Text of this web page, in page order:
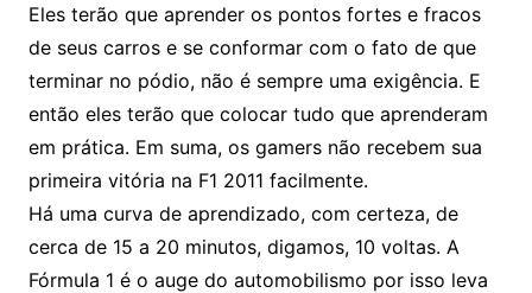
Eles terão que aprender os pontos fortes e fracos
de seus carros e se conformar com o fato de que
terminar no pódio, não é sempre uma exigência. E
então eles terão que colocar tudo que aprenderam
em prática. Em suma, os gamers não recebem sua
primeira vitória na F1 2011 facilmente.
Há uma curva de aprendizado, com certeza, de
cerca de 15 a 20 minutos, digamos, 10 voltas. A
Fórmula 1 é o auge do automobilismo por isso leva